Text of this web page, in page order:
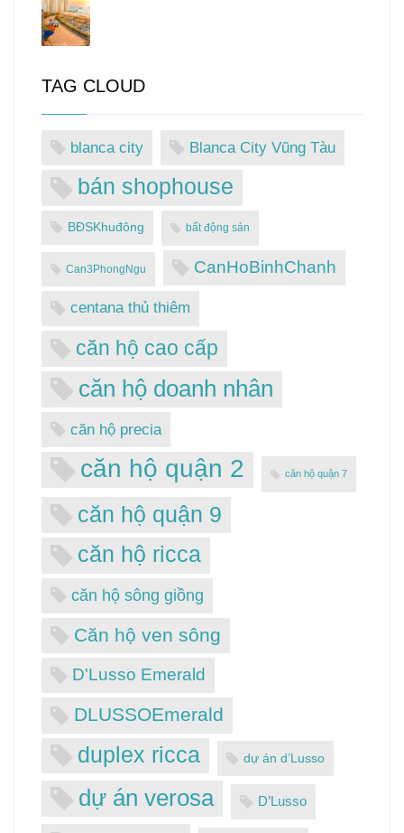
TAG CLOUD
blanca city Blanca City Vũng Tàu
bán shophouse
BĐSKhuđông bất động sản
Can3PhongNgu CanHoBinhChanh
centana thủ thiêm
căn hộ cao cấp
căn hộ doanh nhân
căn hộ precia
căn hộ quận 2 căn hộ quận 7
căn hộ quận 9
căn hộ ricca
căn hộ sông giồng
Căn hộ ven sông
D'Lusso Emerald
DLUSSOEmerald
duplex ricca dự án d’Lusso
dự án verosa D’Lusso